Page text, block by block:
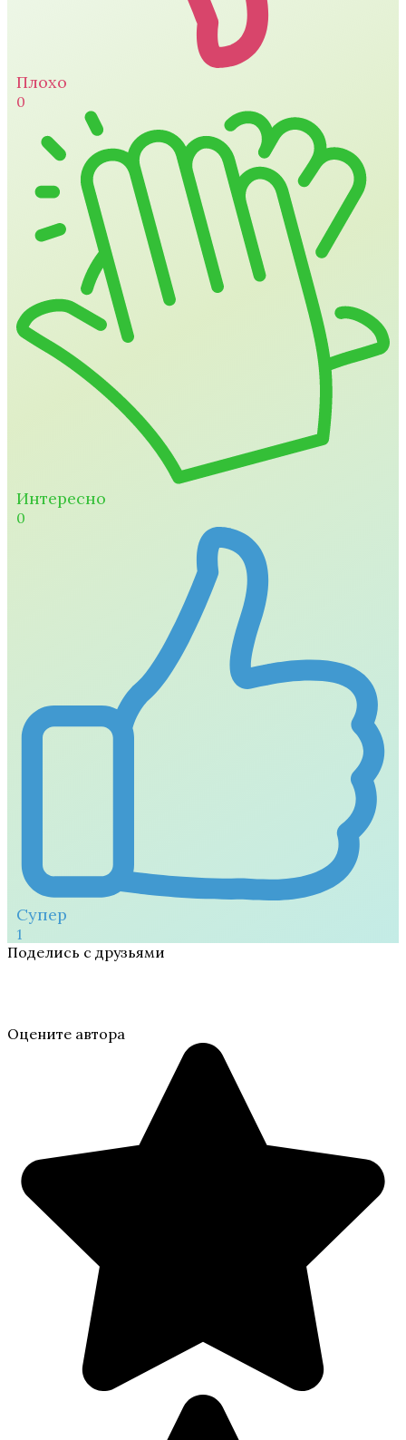
Плохо
0
Интересно
0
Супер
1
Поделись с друзьями
Оцените автора